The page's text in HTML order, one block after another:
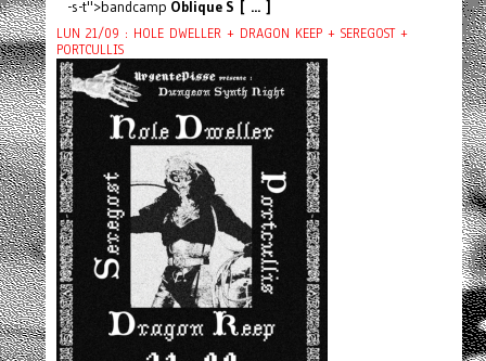
-s-t">bandcamp Oblique S [ ... ]
LUN 21/09 : HOLE DWELLER + DRAGON KEEP + SEREGOST +
PORTCULLIS